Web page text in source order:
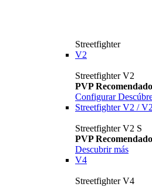
Streetfighter
V2
Streetfighter V2
PVP
Configurar
Streetfighter V2 /
Streetfighter V2 S
PVP
Descubrir más
V4
Streetfighter V4